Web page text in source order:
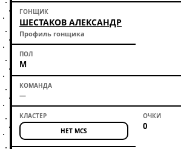
ШЕСТАКОВ АЛЕКСАНДР
Профиль гонщика
М
—
НЕТ MCS 0